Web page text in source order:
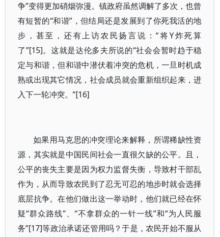
争”变得更加硝烟弥漫。镇政府虽然调解了多次，也曾
有短暂的“和谐”，但结局还是发展到了你死我活的地
步，甚至，还有上访农民扬言说：“将Y炸死算
了”[15]。这就是达伦多夫所说的“社会会暂时趋于稳
定与和谐，但和谐中潜伏着冲突的危机，一旦时机成
熟或出现其它情况，社会成员就会重新组织起来，进
入下一轮冲突。”[16]
如果用马克思的冲突理论来解释，所谓稀缺性资
源，其实就是中国民间社会一直很欠缺的公平。且，
公平的丧失主要是因为权力监督失衡，导致村干部乱
作为，从而导致农民到了忍无可忍的地步时就会选择
底层抗争。在他们做出这一举动时，他们就已经在怀
疑“群众路线”、“不拿群众的一针一线”和“为人民服
务”[17]等政治承诺还管用吗？于是，农民开始不服从